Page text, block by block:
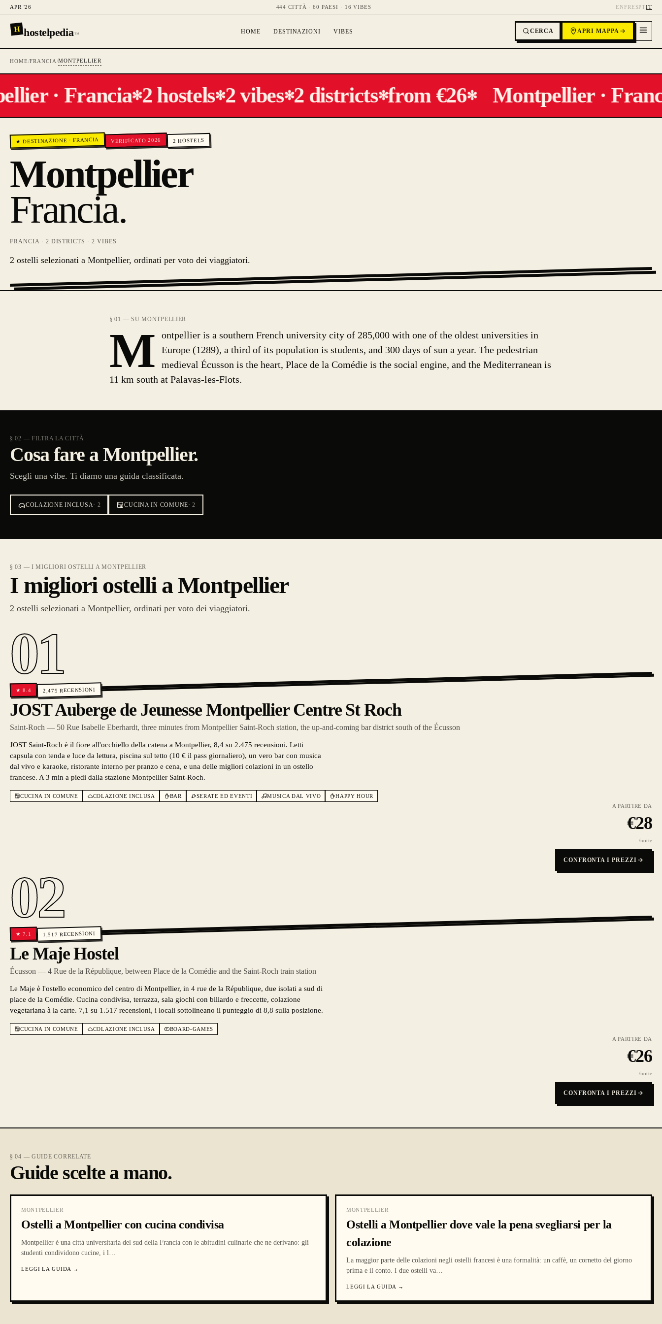
APR '26 444 CITTÀ · 60 PAESI · 16 VIBES EN FR ESPTIT
H hostelpedia™ HOME DESTINAZIONI VIBES CERCA APRI MAPPA
HOME/FRANCIA/MONTPELLIER
· Francia✻2 hostels✻2 vibes✻2 districts✻from €26✻ Montpellier ·
★ DESTINAZIONE ·FRANCIA VERIFICATO 2026 2 HOSTELS
Montpellier
Francia.
FRANCIA· 2 DISTRICTS ·2 VIBES
2 ostelli selezionati a Montpellier, ordinati per voto dei viaggiatori.
§ 01 — SU MONTPELLIER
M
ontpellier is a southern French university city of 285,000 with one of the oldest universities in
Europe (1289), a third of its population is students, and 300 days of sun a year. The pedestrian
medieval Écusson is the heart, Place de la Comédie is the social engine, and the Mediterranean is
11 km south at Palavas-les-Flots.
§ 02 — FILTRA LA CITTÀ
Cosa fare a Montpellier.
Scegli una vibe. Ti diamo una guida classificata.
COLAZIONE INCLUSA· 2 CUCINA IN COMUNE·2
§ 03 — I MIGLIORI OSTELLI A MONTPELLIER
I migliori ostelli a Montpellier
2 ostelli selezionati a Montpellier, ordinati per voto dei viaggiatori.
01
★8.4 2,475 RECENSIONI
JOST Auberge de Jeunesse Montpellier Centre St Roch
Saint-Roch — 50 Rue Isabelle Eberhardt, three minutes from Montpellier Saint-Roch station, the up-and-coming bar district south of the Écusson
JOST Saint-Roch è il fiore all'occhiello della catena a Montpellier, 8,4 su 2.475 recensioni. Letti
capsula con tenda e luce da lettura, piscina sul tetto (10 € il pass giornaliero), un vero bar con musica
dal vivo e karaoke, ristorante interno per pranzo e cena, e una delle migliori colazioni in un ostello
francese. A 3 min a piedi dalla stazione Montpellier Saint-Roch.
CUCINA IN COMUNE COLAZIONE INCLUSA BAR SERATE ED EVENTI MUSICA DAL VIVO
HAPPY HOUR
A PARTIRE DA
€28
/notte
CONFRONTA I PREZZI
02
★7.1 1,517 RECENSIONI
Le Maje Hostel
Écusson — 4 Rue de la République, between Place de la Comédie and the Saint-Roch train station
Le Maje è l'ostello economico del centro di Montpellier, in 4 rue de la République, due isolati a sud di
place de la Comédie. Cucina condivisa, terrazza, sala giochi con biliardo e freccette, colazione
vegetariana à la carte. 7,1 su 1.517 recensioni, i locali sottolineano il punteggio di 8,8 sulla posizione.
CUCINA IN COMUNE COLAZIONE INCLUSA
BOARD-GAMES
A PARTIRE DA
€26
/notte
CONFRONTA I PREZZI
§ 04 — GUIDE CORRELATE
Guide scelte a mano.
MONTPELLIER
Ostelli a Montpellier con cucina condivisa
Montpellier è una città universitaria del sud della Francia con le abitudini culinarie che ne derivano: gli
studenti condividono cucine, i l…
LEGGI LA GUIDA →
MONTPELLIER
Ostelli a Montpellier dove vale la pena svegliarsi per la
colazione
La maggior parte delle colazioni negli ostelli francesi è una formalità: un caffè, un cornetto del giorno
prima e il conto. I due ostelli va…
LEGGI LA GUIDA →